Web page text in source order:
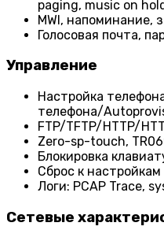
paging, music on
MWI, напоминание,
Голосовая почта,
Управление
Настройка
телефона/
FTP/TFTP/HTTP/
Zero-sp-touch,
Блокировка
Сброс к
Логи: PCAP Trace,
Сетевые